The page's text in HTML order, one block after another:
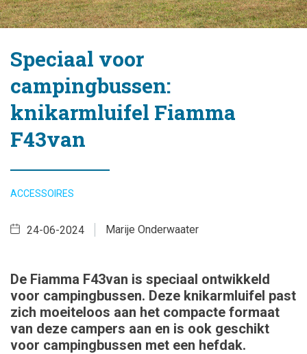
Speciaal voor
campingbussen:
knikarmluifel Fiamma
F43van
ACCESSOIRES
Marije Onderwaater
24-06-2024
De Fiamma F43van is speciaal ontwikkeld
voor campingbussen. Deze knikarmluifel past
zich moeiteloos aan het compacte formaat
van deze campers aan en is ook geschikt
voor campingbussen met een hefdak.